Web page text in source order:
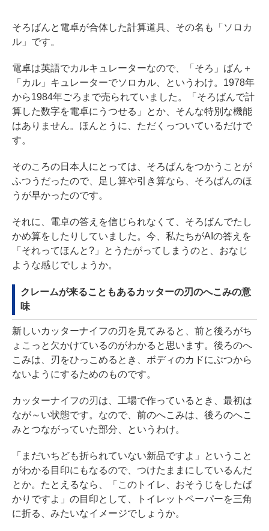
そろばんと電卓が合体した計算道具、その名も「ソロカ
ル」です。
電卓は英語でカルキュレーターなので、「そろ」ばん＋
「カル」キュレーターでソロカル、というわけ。1978年
から1984年ごろまで売られていました。「そろばんで計
算した数字を電卓にうつせる」とか、そんな特別な機能
はありません。ほんとうに、ただくっついているだけで
す。
そのころの日本人にとっては、そろばんをつかうことが
ふつうだったので、足し算や引き算なら、そろばんのほ
うが早かったのです。
それに、電卓の答えを信じられなくて、そろばんでたし
かめ算をしたりしていました。今、私たちがAIの答えを
「それってほんと?」とうたがってしまうのと、おなじ
ような感じでしょうか。
クレームが来ることもあるカッターの刃のへこみの意
味
新しいカッターナイフの刃を見てみると、前と後ろがち
ょこっと欠かけているのがわかると思います。後ろのへ
こみは、刃をひっこめるとき、ボディのカドにぶつから
ないようにするためのものです。
カッターナイフの刃は、工場で作っているとき、最初は
なが～い状態です。なので、前のへこみは、後ろのへこ
みとつながっていた部分、というわけ。
「まだいちども折られていない新品ですよ」ということ
がわかる目印にもなるので、つけたままにしているんだ
とか。たとえるなら、「このトイレ、おそうじをしたば
かりですよ」の目印として、トイレットペーパーを三角
に折る、みたいなイメージでしょうか。